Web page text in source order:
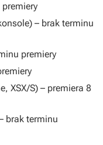
– brak terminu
premiery
XSX/S) – premiera 8
brak terminu